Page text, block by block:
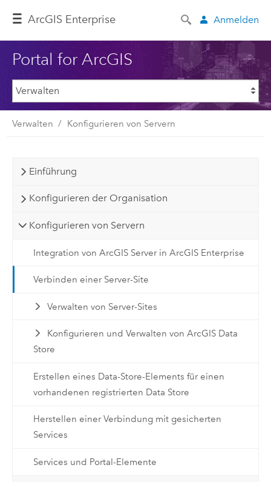
ArcGIS Enterprise Anmelden
Portal for ArcGIS
Verwalten Konfigurieren von Servern
Einführung
Konfigurieren der Organisation
Konfigurieren von Servern
Integration von ArcGIS Server in ArcGIS Enterprise
Verbinden einer Server-Site
Verwalten von Server-Sites
Konfigurieren und Verwalten von ArcGIS Data
Store
Erstellen eines Data-Store-Elements für einen
vorhandenen registrierten Data Store
Herstellen einer Verbindung mit gesicherten
Services
Services und Portal-Elemente